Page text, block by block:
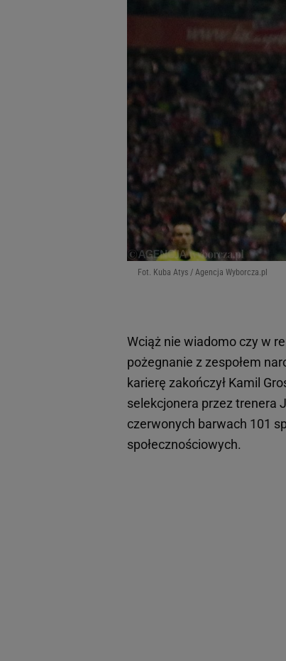
Fot. Kuba Atys / Agencja Wyborcza.pl
Wciąż nie wiadomo czy w
pożegnanie z zespołem
karierę zakończył Kamil
selekcjonera przez trenera
czerwonych barwach 101
społecznościowych.